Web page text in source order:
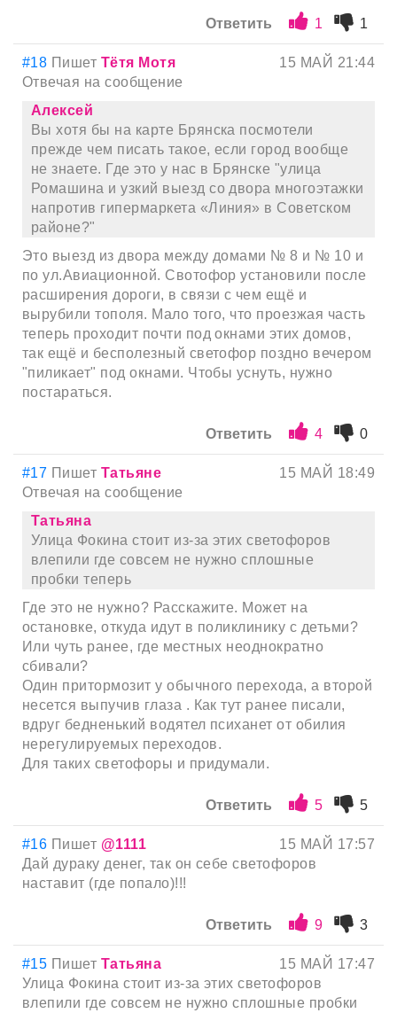
Ответить 1 1
#18 Пишет Tётя Мотя
15 МАЙ 21:44
Отвечая на сообщение
Алексей
Вы хотя бы на карте Брянска посмотели
прежде чем писать такое, если город вообще
не знаете. Где это у нас в Брянске "улица
Ромашина и узкий выезд со двора многоэтажки
напротив гипермаркета «Линия» в Советском
районе?"
Это выезд из двора между домами № 8 и № 10 и
по ул.Авиационной. Свотофор установили после
расширения дороги, в связи с чем ещё и
вырубили тополя. Мало того, что проезжая часть
теперь проходит почти под окнами этих домов,
так ещё и бесполезный светофор поздно вечером
"пиликает" под окнами. Чтобы уснуть, нужно
постараться.
Ответить 4 0
#17 Пишет Татьяне
15 МАЙ 18:49
Отвечая на сообщение
Татьяна
Улица Фокина стоит из-за этих светофоров
влепили где совсем не нужно сплошные
пробки теперь
Где это не нужно? Расскажите. Может на
остановке, откуда идут в поликлинику с детьми?
Или чуть ранее, где местных неоднократно
сбивали?
Один притормозит у обычного перехода, а второй
несется выпучив глаза . Как тут ранее писали,
вдруг бедненький водятел психанет от обилия
нерегулируемых переходов.
Для таких светофоры и придумали.
Ответить 5 5
#16 Пишет @1111
15 МАЙ 17:57
Дай дураку денег, так он себе светофоров
наставит (где попало)!!!
Ответить 9 3
#15 Пишет Татьяна
15 МАЙ 17:47
Улица Фокина стоит из-за этих светофоров
влепили где совсем не нужно сплошные пробки